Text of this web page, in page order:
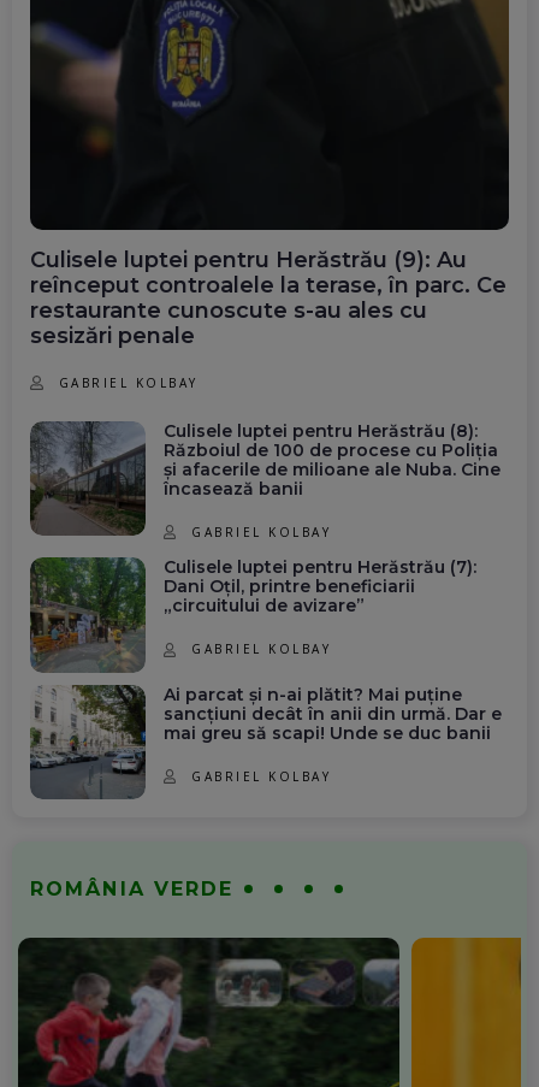
Culisele luptei pentru Herăstrău (9): Au
reînceput controalele la terase, în parc. Ce
restaurante cunoscute s-au ales cu
sesizări penale
GABRIEL KOLBAY
Culisele luptei pentru Herăstrău (8):
Războiul de 100 de procese cu Poliția
și afacerile de milioane ale Nuba. Cine
încasează banii
GABRIEL KOLBAY
Culisele luptei pentru Herăstrău (7):
Dani Oțil, printre beneficiarii
„circuitului de avizare”
GABRIEL KOLBAY
Ai parcat și n-ai plătit? Mai puține
sancțiuni decât în anii din urmă. Dar e
mai greu să scapi! Unde se duc banii
GABRIEL KOLBAY
ROMÂNIA VERDE